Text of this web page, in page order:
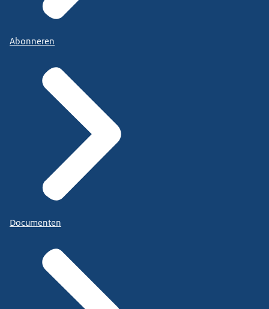
Abonneren
Documenten